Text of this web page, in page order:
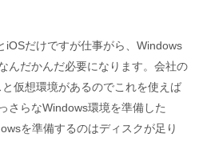
iOSだけですが仕事がら、Windows
んだかんだ必要になります。会社の
仮想環境があるのでこれを使えば
さらなWindows環境を準備した
を準備するのはディスクが足り